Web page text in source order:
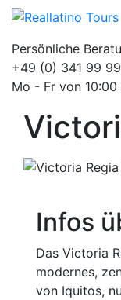
Persönliche
+49 (0) 341 99
Mo - Fr von
Infos
Das Victoria
modernes,
von Iquitos,